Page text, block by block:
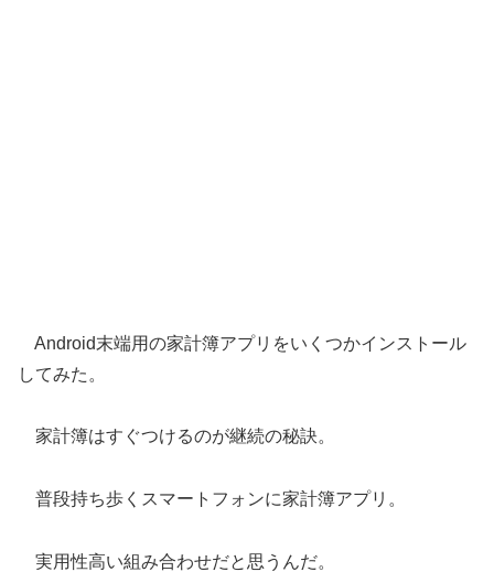
Android末端用の家計簿アプリをいくつかインストール
してみた。
家計簿はすぐつけるのが継続の秘訣。
普段持ち歩くスマートフォンに家計簿アプリ。
実用性高い組み合わせだと思うんだ。